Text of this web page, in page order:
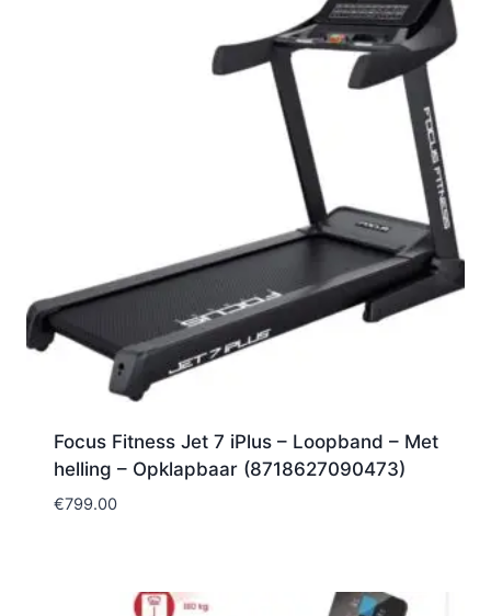
Focus Fitness Jet 7 iPlus – Loopband – Met
helling – Opklapbaar (8718627090473)
€799.00